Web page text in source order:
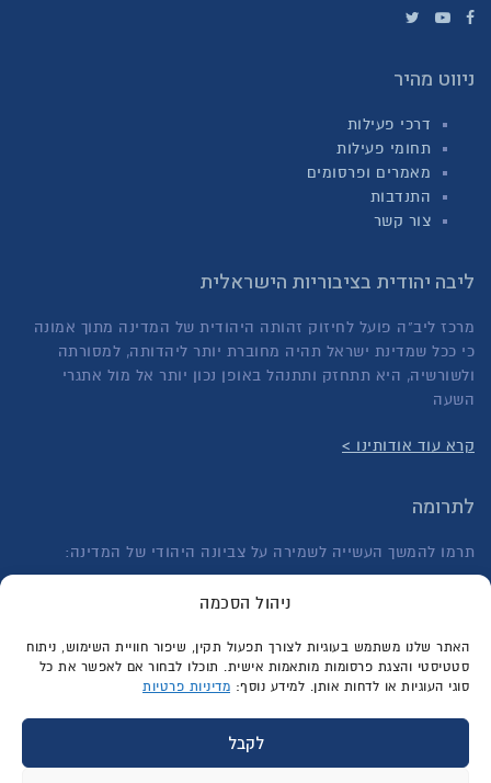
ניהול הסכמה
האתר שלנו משתמש בעוגיות לצורך תפעול תקין, שיפור חוויית השימוש, ניתוח
סטטיסטי והצגת פרסומות מותאמות אישית. תוכלו לבחור אם לאפשר את כל
סוגי העוגיות או לדחות אותן. למידע נוסף: מדיניות פרטיות
לקבל
ניווט מהיר
דרכי פעילות
תחומי פעילות
מאמרים ופרסומים
התנדבות
צור קשר
ליבה יהודית בציבוריות הישראלית
מרכז ליב"ה פועל לחיזוק זהותה היהודית של המדינה מתוך אמונה
כי ככל שמדינת ישראל תהיה מחוברת יותר ליהדותה, למסורתה
ולשורשיה, היא תתחזק ותתנהל באופן נכון יותר אל מול אתגרי
השעה
קרא עוד אודותינו >
לתרומה
תרמו להמשך העשייה לשמירה על צביונה היהודי של המדינה:
לתרומה בהוראת קבע >